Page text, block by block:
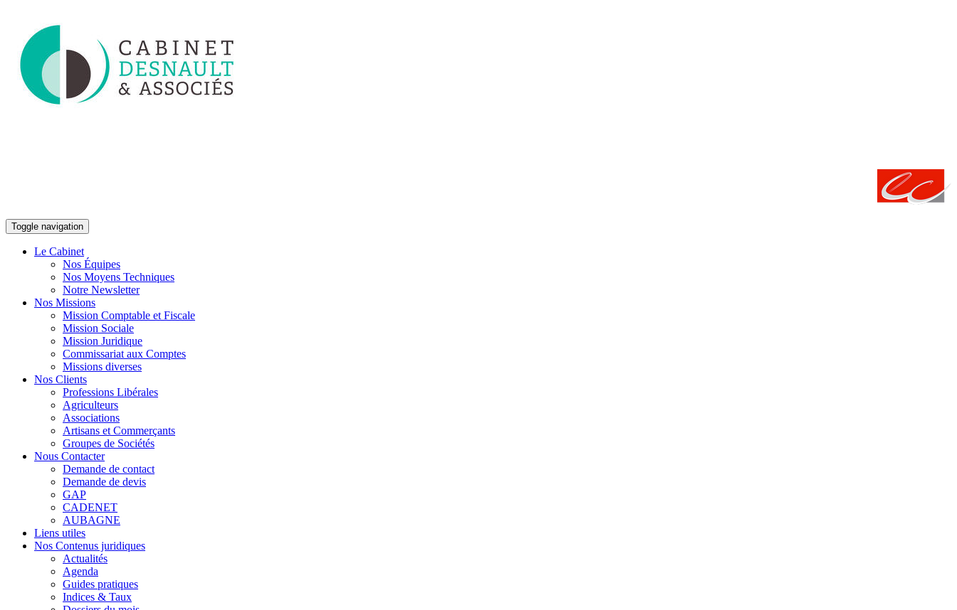
Toggle navigation
Le Cabinet
Nos Équipes
Nos Moyens Techniques
Notre Newsletter
Nos Missions
Mission Comptable et Fiscale
Mission Sociale
Mission Juridique
Commissariat aux Comptes
Missions diverses
Nos Clients
Professions Libérales
Agriculteurs
Associations
Artisans et Commerçants
Groupes de Sociétés
Nous Contacter
Demande de contact
Demande de devis
GAP
CADENET
AUBAGNE
Liens utiles
Nos Contenus juridiques
Actualités
Agenda
Guides pratiques
Indices & Taux